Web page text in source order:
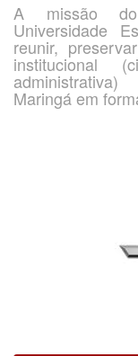
A missão do
Universidade
reunir,
institucional
Maringá em